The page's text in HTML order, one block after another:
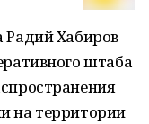
Радий Хабиров
штаба
на территории